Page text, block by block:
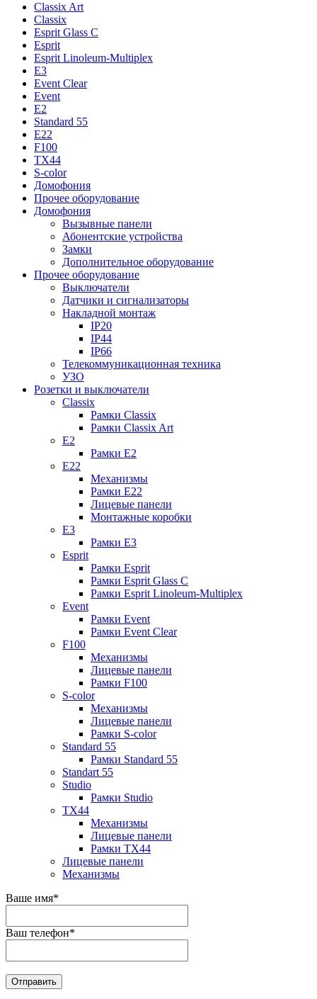
Classix Art
Classix
Esprit Glass C
Esprit
Esprit Linoleum-Multiplex
E3
Event Clear
Event
E2
Standard 55
E22
F100
TX44
S-color
Домофония
Прочее оборудование
Домофония
Вызывные панели
Абонентские устройства
Замки
Дополнительное оборудование
Прочее оборудование
Выключатели
Датчики и сигнализаторы
Накладной монтаж
IP20
IP44
IP66
Телекоммуникационная техника
УЗО
Розетки и выключатели
Classix
Рамки Classix
Рамки Classix Art
E2
Рамки E2
E22
Механизмы
Рамки E22
Лицевые панели
Монтажные коробки
E3
Рамки E3
Esprit
Рамки Esprit
Рамки Esprit Glass C
Рамки Esprit Linoleum-Multiplex
Event
Рамки Event
Рамки Event Clear
F100
Механизмы
Лицевые панели
Рамки F100
S-color
Механизмы
Лицевые панели
Рамки S-color
Standard 55
Рамки Standard 55
Standart 55
Studio
Рамки Studio
TX44
Механизмы
Лицевые панели
Рамки TX44
Лицевые панели
Механизмы
Ваше имя*
Ваш телефон*